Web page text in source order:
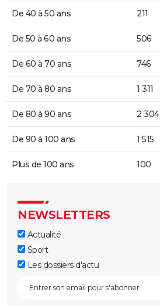
De 40 à 50 ans 211
De 50 à 60 ans 506
De 60 à 70 ans 746
De 70 à 80 ans 1 311
De 80 à 90 ans 2 304
De 90 à 100 ans 1 515
Plus de 100 ans 100
NEWSLETTERS
Actualité
Sport
Les dossiers d'actu